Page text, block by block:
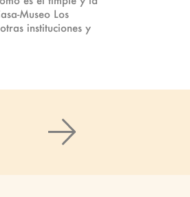
Museo Los
instituciones y